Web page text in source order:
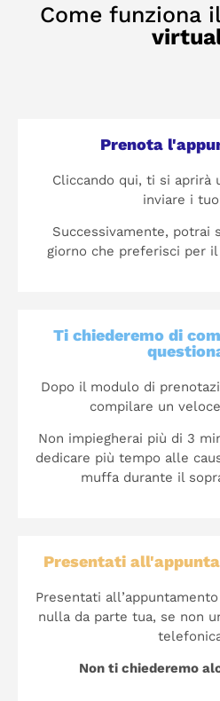
Come funziona
Prenota
Cliccando qui, ti si aprirà
inviare i
Successivamente, potrai
giorno che preferisci per
Ti chiederemo di
Dopo il modulo di
compilare un
Non impiegherai più di 3
dedicare più tempo alle
muffa durante il
Presentati
Presentati
nulla da parte tua, se non
Non ti chiederemo